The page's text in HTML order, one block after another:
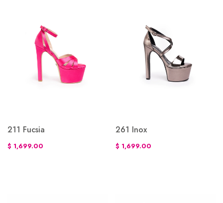
211 Fucsia
$ 1,699.00
261 Inox
$ 1,699.00